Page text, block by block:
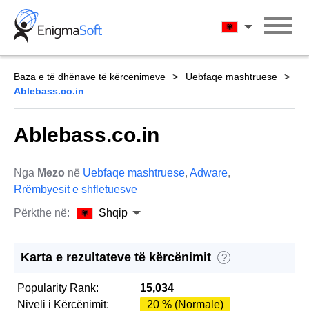
Skip
content
Shqip
Baza e të dhënave të kërcënimeve
Uebfaqe mashtruese
Ablebass.co.in
Ablebass.co.in
Nga Mezo në Uebfaqe mashtruese, Adware,
Rrëmbyesit e shfletuesve
Përkthe në:
Shqip
Karta e rezultateve të kërcënimit ?
Popularity Rank:
15,034
Niveli i Kërcënimit:
20 % (Normale)